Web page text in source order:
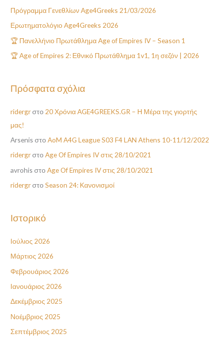
σ
η
γ
Πρόγραμμα Γενεθλίων Age4Greeks 21/03/2026
Ερωτηματολόγιο Age4Greeks 2026
🏆 Πανελλήνιο Πρωτάθλημα Age of Empires IV – Season 1
🏆 Age of Empires 2: Εθνικό Πρωτάθλημα 1v1, 1η σεζόν | 2026
Πρόσφατα σχόλια
ridergrστο 20 Χρόνια AGE4GREEKS.GR – Η Μέρα της γιορτής
μας!
Arsenis στοAoM A4G League S03 F4 LAN Athens 10-11/12/2022
ridergrστοAge Of Empires IV στις 28/10/2021
avrohis στοAge Of Empires IV στις 28/10/2021
ridergrστοSeason 24: Κανονισμοί
Ιστορικό
Ιούλιος 2026
Μάρτιος 2026
Φεβρουάριος 2026
Ιανουάριος 2026
Δεκέμβριος 2025
Νοέμβριος 2025
Σεπτέμβριος 2025